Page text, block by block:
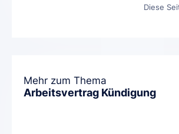
Diese
Mehr zum Thema
Arbeitsvertrag Kündigung